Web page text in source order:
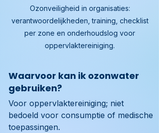
Ozonveiligheid in organisaties:
verantwoordelijkheden, training, checklist
per zone en onderhoudslog voor
oppervlaktereiniging.
Waarvoor kan ik ozonwater
gebruiken?
Voor oppervlaktereiniging; niet
bedoeld voor consumptie of medische
toepassingen.